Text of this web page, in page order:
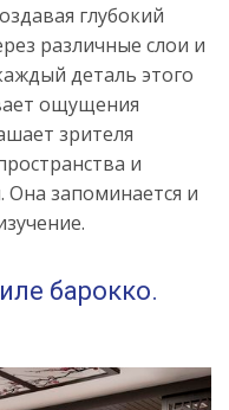
глубокий
различные слои и
деталь этого
ощущения
зрителя
и
запоминается и
барокко.